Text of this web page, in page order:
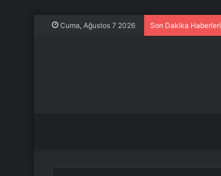
Cuma, Ağustos 7 2026 Son Dakika Haberleri